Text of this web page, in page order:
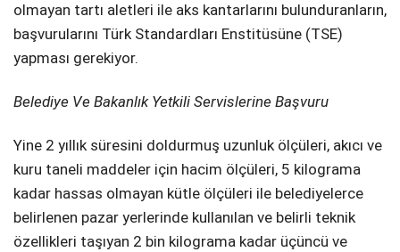
olmayan tartı aletleri ile aks kantarlarını bulunduranların,
başvurularını Türk Standardları Enstitüsüne (TSE)
yapması gerekiyor.
Belediye Ve Bakanlık Yetkili Servislerine Başvuru
Yine 2 yıllık süresini doldurmuş uzunluk ölçüleri, akıcı ve
kuru taneli maddeler için hacim ölçüleri, 5 kilograma
kadar hassas olmayan kütle ölçüleri ile belediyelerce
belirlenen pazar yerlerinde kullanılan ve belirli teknik
özellikleri taşıyan 2 bin kilograma kadar üçüncü ve